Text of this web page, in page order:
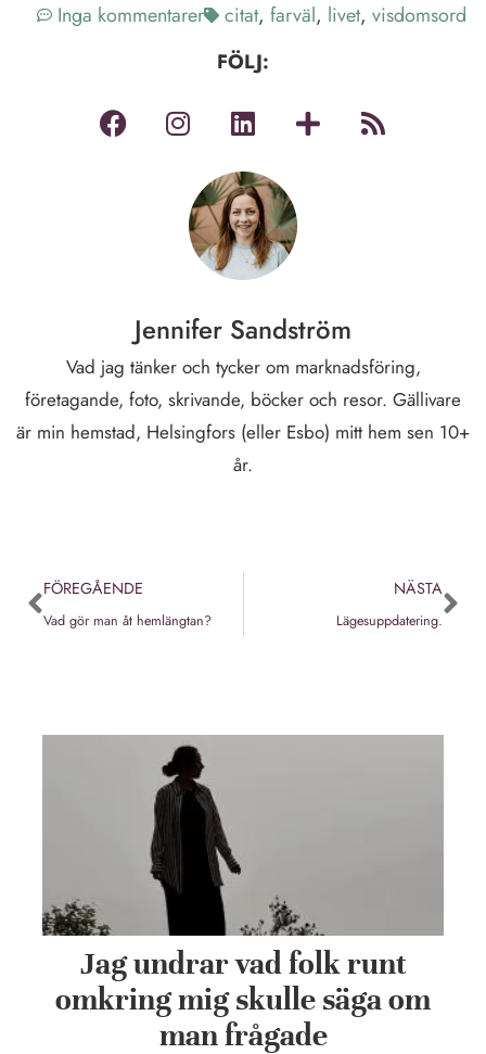
Inga kommentarer citat, farväl, livet, visdomsord
FÖLJ:
Jennifer Sandström
Vad jag tänker och tycker om marknadsföring,
företagande, foto, skrivande, böcker och resor. Gällivare
är min hemstad, Helsingfors (eller Esbo) mitt hem sen 10+
år.
FÖREGÅENDE
Vad gör man åt hemlängtan?
NÄSTA
Lägesuppdatering.
Jag undrar vad folk runt
omkring mig skulle säga om
man frågade